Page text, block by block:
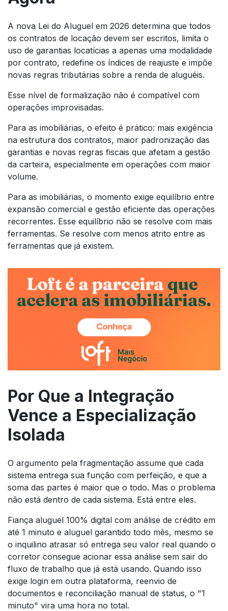
A nova Lei do Aluguel em 2026 determina que todos
os contratos de locação devem ser escritos, limita o
uso de garantias locatícias a apenas uma modalidade
por contrato, redefine os índices de reajuste e impõe
novas regras tributárias sobre a renda de aluguéis.
Esse nível de formalização não é compatível com
operações improvisadas.
Para as imobiliárias, o efeito é prático: mais exigência
na estrutura dos contratos, maior padronização das
garantias e novas regras fiscais que afetam a gestão
da carteira, especialmente em operações com maior
volume.
Para as imobiliárias, o momento exige equilíbrio entre
expansão comercial e gestão eficiente das operações
recorrentes. Esse equilíbrio não se resolve com mais
ferramentas. Se resolve com menos atrito entre as
ferramentas que já existem.
Por Que a Integração
Vence a Especialização
Isolada
O argumento pela fragmentação assume que cada
sistema entrega sua função com perfeição, e que a
soma das partes é maior que o todo. Mas o problema
não está dentro de cada sistema. Está entre eles.
Fiança aluguel 100% digital com análise de crédito em
até 1 minuto e aluguel garantido todo mês, mesmo se
o inquilino atrasar só entrega seu valor real quando o
corretor consegue acionar essa análise sem sair do
fluxo de trabalho que já está usando. Quando isso
exige login em outra plataforma, reenvio de
documentos e reconciliação manual de status, o "1
minuto" vira uma hora no total.